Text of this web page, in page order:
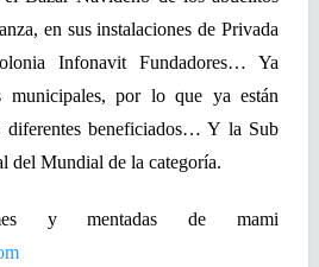
en sus instalaciones de Privada
Infonavit Fundadores… Ya
municipales, por lo que ya están
diferentes beneficiados… Y la Sub
del Mundial de la categoría.
y mentadas de mami